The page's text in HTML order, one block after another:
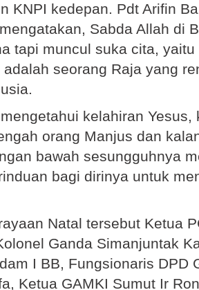
KNPI kedepan. Pdt Arifin
Sabda Allah di
tapi muncul suka cita, yaitu
adalah seorang Raja yang
kelahiran Yesus,
orang Manjus dan
bawah sesungguhnya
bagi dirinya untuk
Natal tersebut Ketua
Ganda Simanjuntak
I BB, Fungsionaris DPD
Ketua GAMKI Sumut Ir